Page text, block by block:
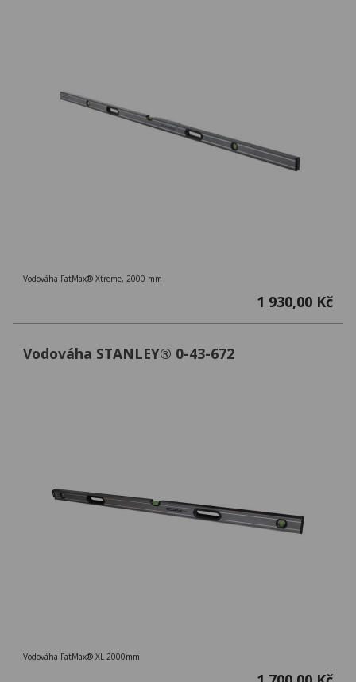
Vodováha FatMax® Xtreme, 2000 mm
1 930,00 Kč
Vodováha STANLEY® 0-43-672
Vodováha FatMax® XL 2000mm